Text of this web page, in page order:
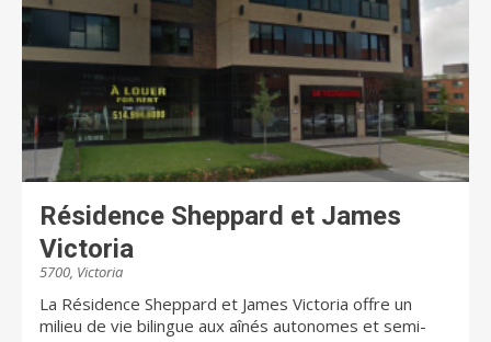
Résidence Sheppard et James
Victoria
5700, Victoria
La Résidence Sheppard et James Victoria offre un
milieu de vie bilingue aux aînés autonomes et semi-